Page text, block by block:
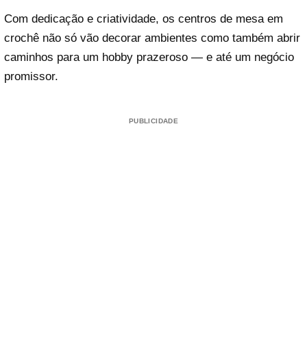
Com dedicação e criatividade, os centros de mesa em
crochê não só vão decorar ambientes como também abrir
caminhos para um hobby prazeroso — e até um negócio
promissor.
PUBLICIDADE